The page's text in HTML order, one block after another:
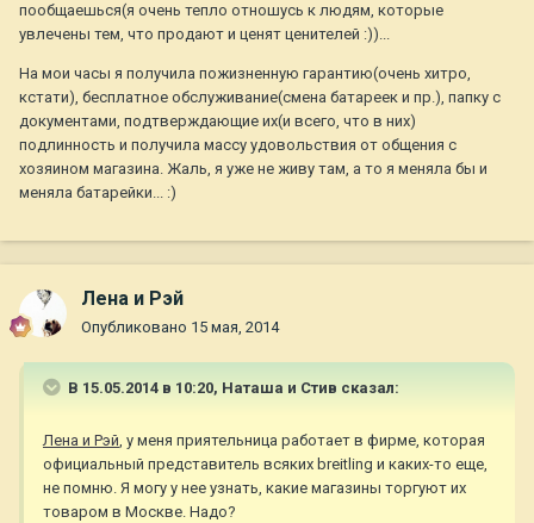
пообщаешься(я очень тепло отношусь к людям, которые
увлечены тем, что продают и ценят ценителей :))...
На мои часы я получила пожизненную гарантию(очень хитро,
кстати), бесплатное обслуживание(смена батареек и пр.), папку с
документами, подтверждающие их(и всего, что в них)
подлинность и получила массу удовольствия от общения с
хозяином магазина. Жаль, я уже не живу там, а то я меняла бы и
меняла батарейки... :)
Лена и Рэй
Опубликовано 15 мая, 2014
В 15.05.2014 в 10:20, Наташа и Стив сказал:
Лена и Рэй, у меня приятельница работает в фирме, которая
официальный представитель всяких breitling и каких-то еще,
не помню. Я могу у нее узнать, какие магазины торгуют их
товаром в Москве. Надо?